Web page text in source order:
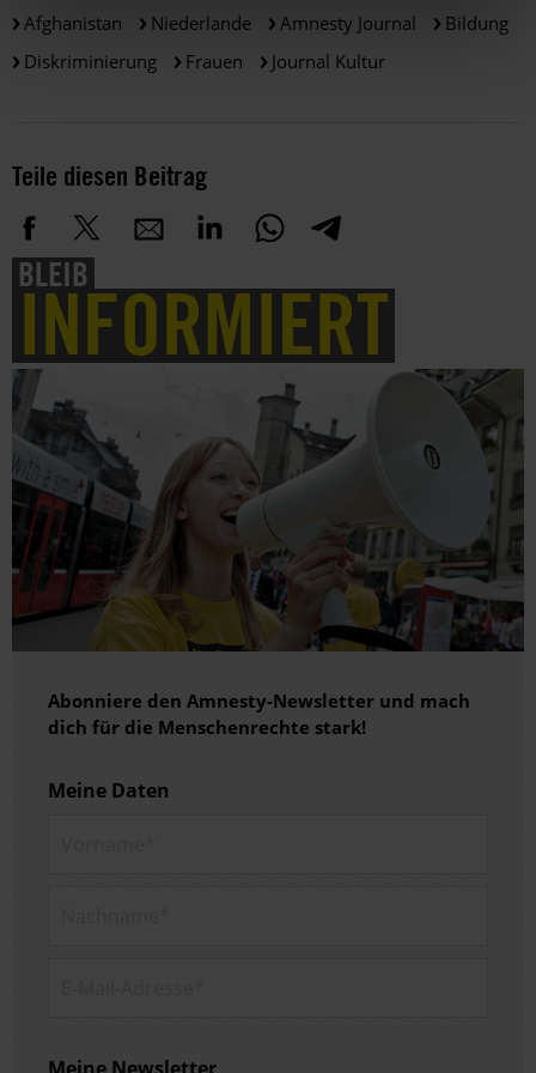
Afghanistan Niederlande Amnesty Journal
Bildung
Diskriminierung
Frauen Journal Kultur
Teile diesen Beitrag
BLEIB
INFORMIERT
Abonniere den Amnesty-Newsletter und mach
dich für die Menschenrechte stark!
Meine Daten